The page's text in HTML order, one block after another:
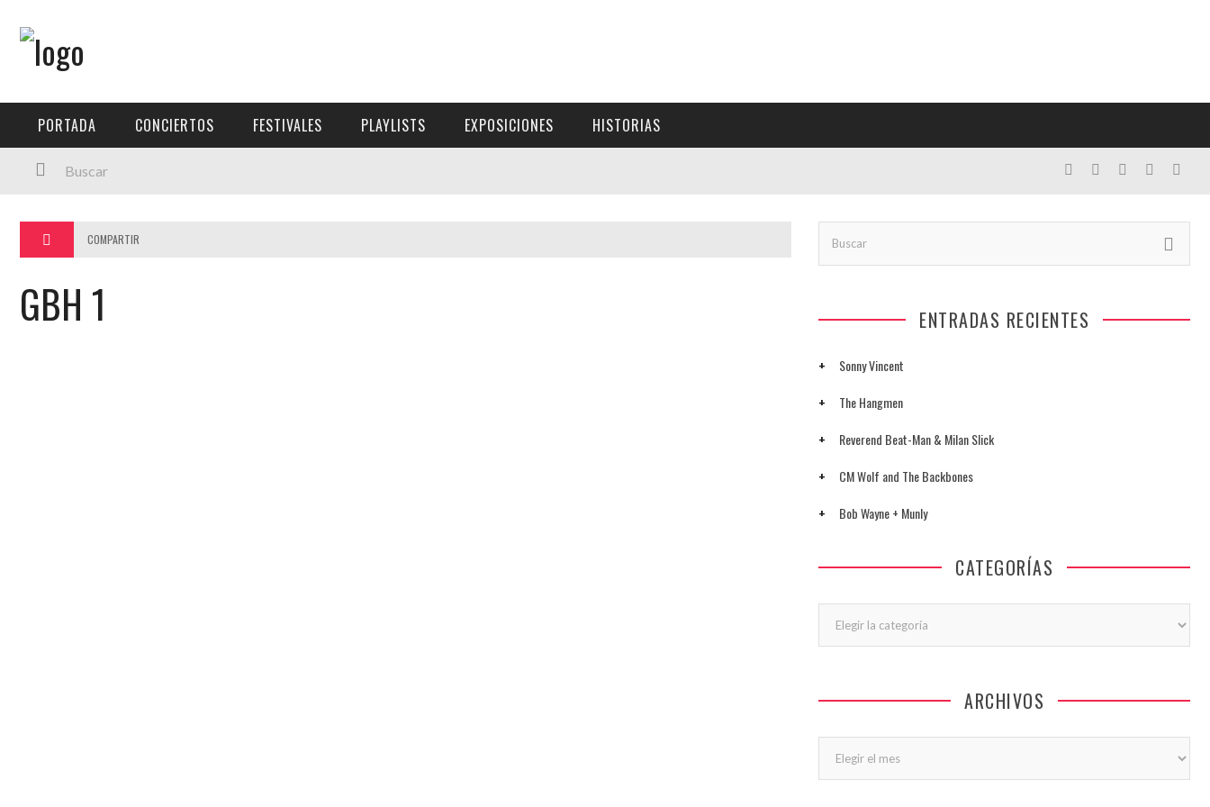
PORTADA
PLAYLISTS
HISTORIAS
PORTADA CONCIERTOS FESTIVALES PLAYLISTS EXPOSICIONES HISTORIAS
COMPARTIR
GBH 1 ENTRADAS RECIENTES
Sonny Vincent
The Hangmen
Reverend Beat-Man & Milan Slick
CM Wolf and The Backbones
Bob Wayne + Munly
CATEGORÍAS
ARCHIVOS